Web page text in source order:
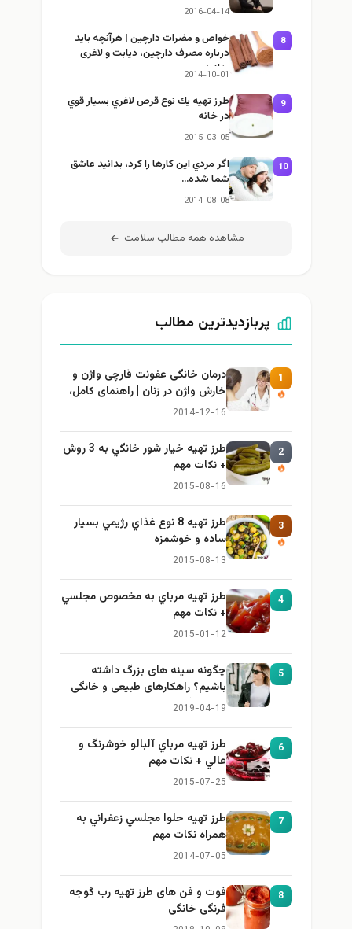
2016-04-14
8
خواص و مضرات دارچین | هرآنچه باید
درباره مصرف دارچین، دیابت و لاغری
بدانید
2014-10-01
9
طرز تهيه يك نوع قرص لاغري بسيار قوي
در خانه
2015-03-05
10
اگر مردي اين كارها را كرد، بدانيد عاشق
شما شده…
2014-08-08
مشاهده همه مطالب سلامت
پربازدیدترین مطالب
1
درمان خانگی عفونت قارچی واژن و
خارش واژن در زنان | راهنمای کامل،
ایمن و کاربردی
2014-12-16
2
طرز تهيه خیار شور خانگي به 3 روش
+ نكات مهم
2015-08-16
3
طرز تهيه 8 نوع غذاي رژيمي بسيار
ساده و خوشمزه
2015-08-13
4
طرز تهيه مرباي به مخصوص مجلسي
+ نكات مهم
2015-01-12
5
چگونه سینه های بزرگ داشته
باشیم؟ راهکارهای طبیعی و خانگی
برای بزرگ کردن سینه
2019-04-19
6
طرز تهيه مرباي آلبالو خوشرنگ و
عالي + نكات مهم
2015-07-25
7
طرز تهيه حلوا مجلسي زعفراني به
همراه نكات مهم
2014-07-05
8
فوت و فن های طرز تهیه رب گوجه
فرنگی خانگی